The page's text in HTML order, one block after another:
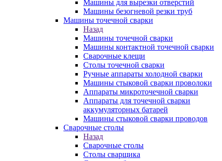
Машины для вырезки отверстий
Машины безогневой резки труб
Машины точечной сварки
Назад
Машины точечной сварки
Машины контактной точечной сварки
Сварочные клещи
Столы точечной сварки
Ручные аппараты холодной сварки
Машины стыковой сварки проволоки
Аппараты микроточечной сварки
Аппараты для точечной сварки
аккумуляторных батарей
Машины стыковой сварки проводов
Сварочные столы
Назад
Сварочные столы
Столы сварщика